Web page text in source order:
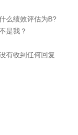
么绩效评估为B?
是我？
有收到任何回复